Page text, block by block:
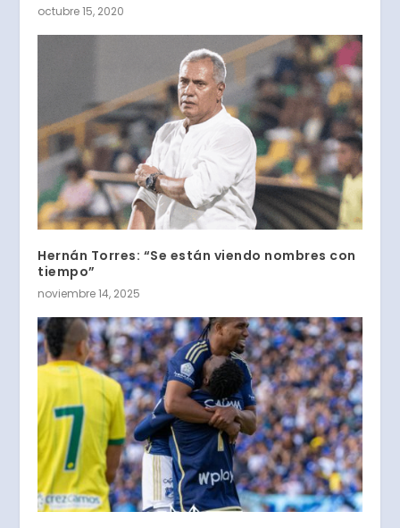
octubre 15, 2020
Hernán Torres: “Se están viendo nombres con
tiempo”
noviembre 14, 2025